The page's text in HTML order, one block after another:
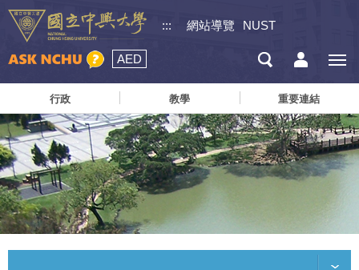
::: 網站導覽 NUST
AED
行政 教學 重要連結